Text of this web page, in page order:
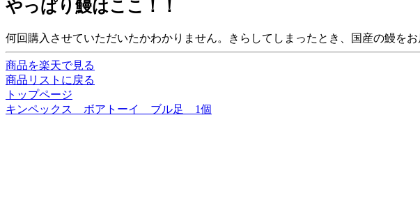
やっぱり鰻はここ！！
何回購入させていただいたかわかりません。きらしてしまったとき、国産の鰻を
商品を楽天で見る
商品リストに戻る
トップページ
キンペックス ボアトーイ ブル足 1個